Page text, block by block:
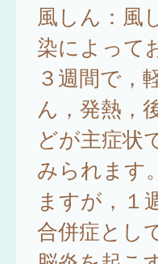
風しん：風
染によって
３週間で，
ん，発熱，
どが主症状
みられます
ますが，１
合併症とし